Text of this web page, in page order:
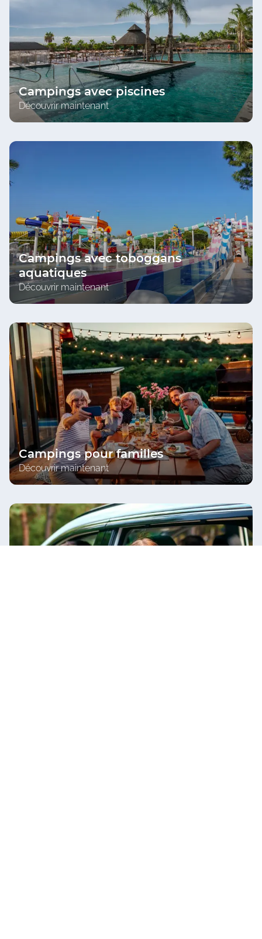
Campings avec piscines
Découvrir maintenant
Campings avec toboggans
aquatiques
Découvrir maintenant
Campings pour familles
Découvrir maintenant